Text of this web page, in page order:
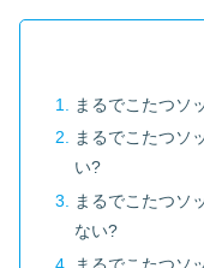
まるでこたつソ
まるでこたつソ
い?
まるでこたつソ
ない?